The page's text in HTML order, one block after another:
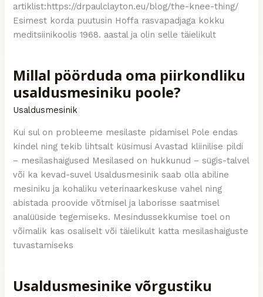
artiklist:https://drpaulclayton.eu/blog/the-knee-thing/
Esimest korda puutusin Hoffa rasvapadjaga kokku
meditsiinikoolis 1968. aastal ja olin selle täielikult
Millal pöörduda oma piirkondliku
usaldusmesiniku poole?
Usaldusmesinik
Kui sul on probleeme mesilaste pidamisel Pole endas
kindel ning tekib lihtsalt küsimusi Avastad kliinilise pildi
– mesilashaigused Mesilased on hukkunud – sügis-talvel
või ka kevad-suvel Usaldusmesinik saab olla abiline
mesiniku ja kohaliku veterinaarkeskuse vahel ning
abistada proovide võtmisel ja laborisse saatmisel
analüüside tegemiseks. Mesindussekkumise toel on
võimalik kas osaliselt või täielikult katta mesilashaiguste
tuvastamiseks
Usaldusmesinike võrgustiku